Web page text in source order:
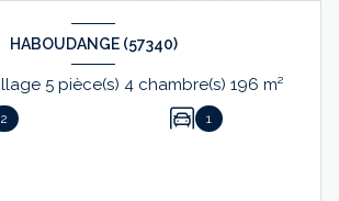
HABOUDANGE (57340)
Maison de village 5 pièce(s) 4 chambre(s) 196 m²
2 1